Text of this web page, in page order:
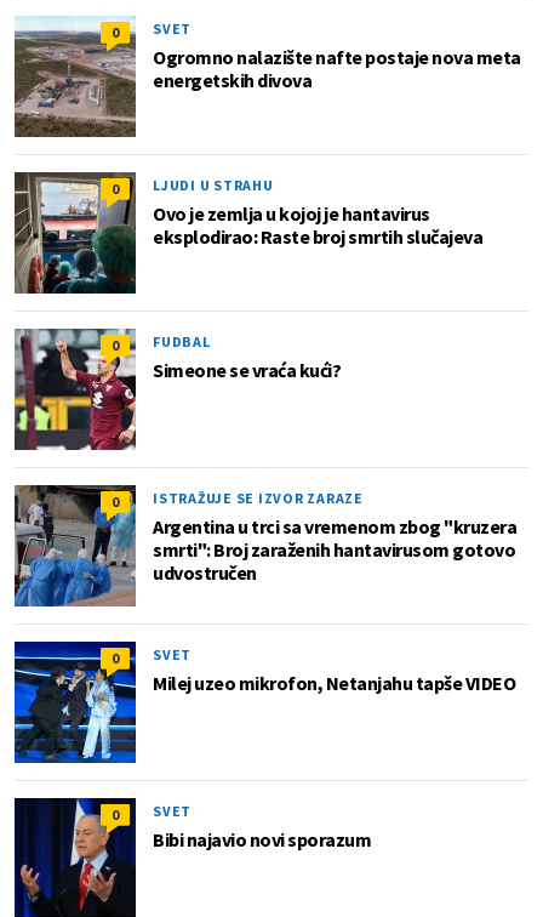
0 SVET
Ogromno nalazište nafte postaje nova meta
energetskih divova
0 LJUDI U STRAHU
Ovo je zemlja u kojoj je hantavirus
eksplodirao: Raste broj smrtih slučajeva
0 FUDBAL
Simeone se vraća kući?
0 ISTRAŽUJE SE IZVOR ZARAZE
Argentina u trci sa vremenom zbog "kruzera
smrti": Broj zaraženih hantavirusom gotovo
udvostručen
0 SVET
Milej uzeo mikrofon, Netanjahu tapše VIDEO
0 SVET
Bibi najavio novi sporazum